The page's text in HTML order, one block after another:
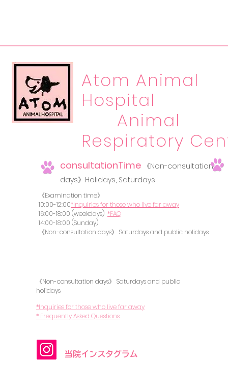
Atom Animal
Hospital
Animal
Respiratory
consultationTime 《Non-consultation
days》Holidays, Saturdays
《Examination time》
10:00-12:00*Inquiries for those who live far away
16:00-18:00 (weekdays) *FAQ
14:00-18:00 (Sunday)
《Non-consultation days》 Saturdays and public holidays
《Non-consultation days》 Saturdays and public
holidays
*Inquiries for those who live far away
​​* Frequently Asked Questions
​当院インスタグラム